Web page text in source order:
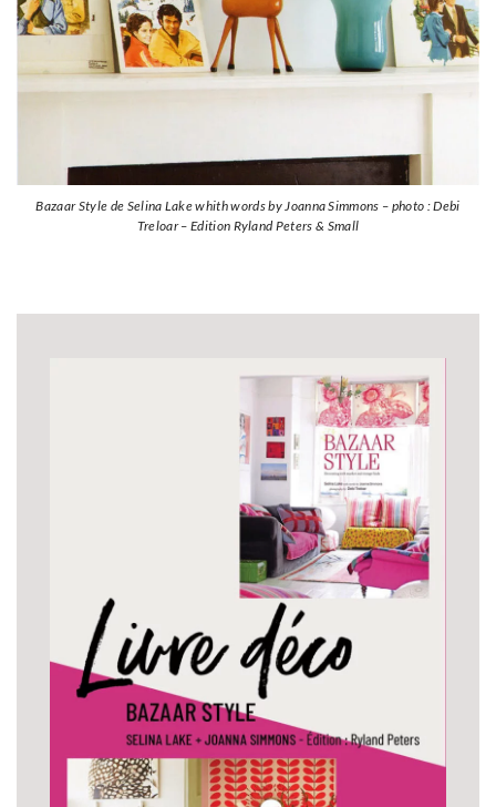
Bazaar Style de Selina Lake whith words by Joanna Simmons – photo : Debi
Treloar – Edition Ryland Peters & Small